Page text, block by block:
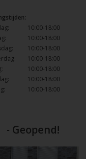
10:00-18:00
10:00-18:00
10:00-18:00
10:00-18:00
10:00-18:00
10:00-18:00
10:00-18:00
- Geopend!